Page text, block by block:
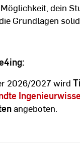
dein
Grundlagen
2026/2027 wird
angeboten.